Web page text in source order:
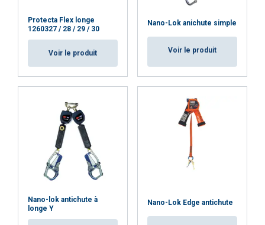
Protecta Flex longe
1260327 / 28 / 29 / 30
Voir le produit
Nano-Lok anichute simple
Voir le produit
Nano-lok antichute à
longe Y
Nano-Lok Edge antichute